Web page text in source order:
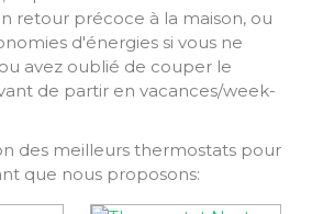
retour précoce à la maison, ou
d'énergies si vous ne
avez oublié de couper le
de partir en vacances/week-
des meilleurs thermostats pour
que nous proposons: